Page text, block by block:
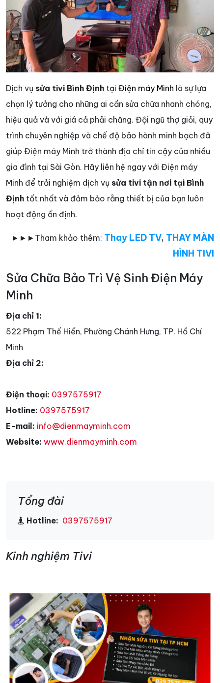
Dịch vụ sửa tivi Bình Định tại Điện máy Minh là sự lựa
chọn lý tưởng cho những ai cần sửa chữa nhanh chóng,
hiệu quả và với giá cả phải chăng. Đội ngũ thợ giỏi, quy
trình chuyên nghiệp và chế độ bảo hành minh bạch đã
giúp Điện máy Minh trở thành địa chỉ tin cậy của nhiều
gia đình tại Sài Gòn. Hãy liên hệ ngay với Điện máy
Minh để trải nghiệm dịch vụ sửa tivi tận nơi tại Bình
Định tốt nhất và đảm bảo rằng thiết bị của bạn luôn
hoạt động ổn định.
►►►Tham khảo thêm: Thay LED TV, THAY MÀN
HÌNH TIVI
Sửa Chữa Bảo Trì Vệ Sinh Điện Máy
Minh
Địa chỉ 1:
522 Phạm Thế Hiển, Phường Chánh Hưng, TP. Hồ Chí
Minh
Địa chỉ 2:
Điện thoại: 0397575917
Hotline: 0397575917
E-mail: info@dienmayminh.com
Website: www.dienmayminh.com
Tổng đài
Hotline: 0397575917
Kinh nghiệm Tivi